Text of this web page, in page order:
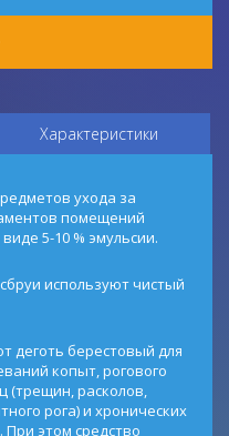
Характеристики
ухода за
помещений
5-10 % эмульсии.
используют чистый
деготь берестовый для
копыт, рогового
(трещин, расколов,
рога) и хронических
этом средство